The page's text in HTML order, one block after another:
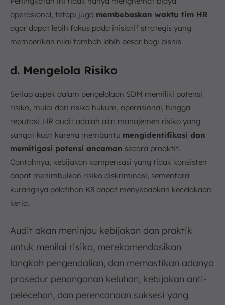
operasional, tetapi juga membebaskan waktu tim HR
agar dapat lebih fokus pada inisiatif strategis yang
memberikan nilai tambah lebih besar bagi bisnis.
d. Mengelola Risiko
Setiap aspek dalam pengelolaan SDM memiliki potensi
risiko, mulai dari risiko hukum, operasional, hingga
reputasi. HR audit adalah alat manajemen risiko yang
sangat kuat karena membantu mengidentifikasi dan
memitigasi potensi ancaman secara proaktif.
Contohnya, kebijakan kompensasi yang tidak konsisten
dapat menimbulkan risiko diskriminasi, sementara
kurangnya pelatihan K3 dapat menyebabkan kecelakaan
kerja.
Audit akan meninjau kebijakan dan praktik
untuk menilai risiko, merekomendasikan
langkah pengendalian, dan memastikan adanya
prosedur penanganan keluhan, kebijakan anti-
pelecehan, dan perencanaan suksesi yang